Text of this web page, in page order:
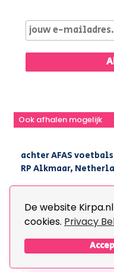
De website
cookies. Privacy
Ook afhalen mogelijk
achter AFAS
RP Alkmaar,
+31(0) 251 296 806
© 2026 Kirpa. All
The